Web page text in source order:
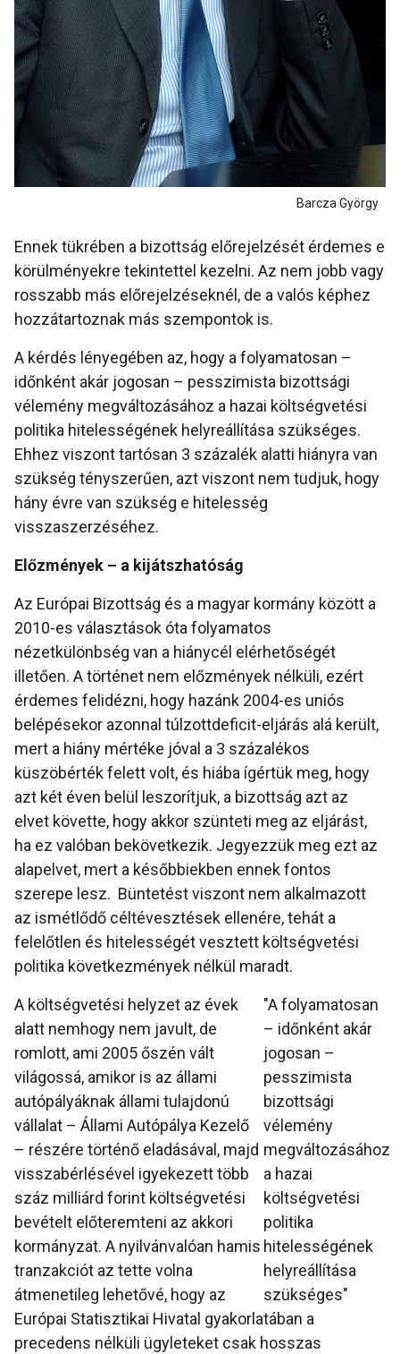
Barcza György
Ennek tükrében a bizottság előrejelzését érdemes e
körülményekre tekintettel kezelni. Az nem jobb vagy
rosszabb más előrejelzéseknél, de a valós képhez
hozzátartoznak más szempontok is.
A kérdés lényegében az, hogy a folyamatosan –
időnként akár jogosan – pesszimista bizottsági
vélemény megváltozásához a hazai költségvetési
politika hitelességének helyreállítása szükséges.
Ehhez viszont tartósan 3 százalék alatti hiányra van
szükség tényszerűen, azt viszont nem tudjuk, hogy
hány évre van szükség e hitelesség
visszaszerzéséhez.
Előzmények – a kijátszhatóság
Az Európai Bizottság és a magyar kormány között a
2010-es választások óta folyamatos
nézetkülönbség van a hiánycél elérhetőségét
illetően. A történet nem előzmények nélküli, ezért
érdemes felidézni, hogy hazánk 2004-es uniós
belépésekor azonnal túlzottdeficit-eljárás alá került,
mert a hiány mértéke jóval a 3 százalékos
küszöbérték felett volt, és hiába ígértük meg, hogy
azt két éven belül leszorítjuk, a bizottság azt az
elvet követte, hogy akkor szünteti meg az eljárást,
ha ez valóban bekövetkezik. Jegyezzük meg ezt az
alapelvet, mert a későbbiekben ennek fontos
szerepe lesz. Büntetést viszont nem alkalmazott
az ismétlődő céltévesztések ellenére, tehát a
felelőtlen és hitelességét vesztett költségvetési
politika következmények nélkül maradt.
"A folyamatosan
– időnként akár
jogosan –
pesszimista
bizottsági
vélemény
megváltozásához
a hazai
költségvetési
politika
hitelességének
helyreállítása
szükséges"
A költségvetési helyzet az évek
alatt nemhogy nem javult, de
romlott, ami 2005 őszén vált
világossá, amikor is az állami
autópályáknak állami tulajdonú
vállalat – Állami Autópálya Kezelő
– részére történő eladásával, majd
visszabérlésével igyekezett több
száz milliárd forint költségvetési
bevételt előteremteni az akkori
kormányzat. A nyilvánvalóan hamis
tranzakciót az tette volna
átmenetileg lehetővé, hogy az
Európai Statisztikai Hivatal gyakorlatában a
precedens nélküli ügyleteket csak hosszas